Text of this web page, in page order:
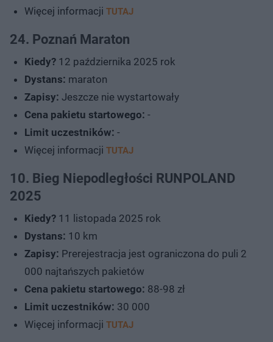
Więcej informacji TUTAJ
24. Poznań Maraton
Kiedy? 12 października 2025 rok
Dystans: maraton
Zapisy: Jeszcze nie wystartowały
Cena pakietu startowego: -
Limit uczestników: -
Więcej informacji TUTAJ
10. Bieg Niepodległości RUNPOLAND
2025
Kiedy? 11 listopada 2025 rok
Dystans: 10 km
Zapisy: Prerejestracja jest ograniczona do puli 2
000 najtańszych pakietów
Cena pakietu startowego: 88-98 zł
Limit uczestników: 30 000
Więcej informacji TUTAJ